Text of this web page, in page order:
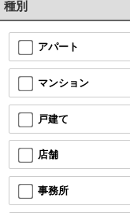
種別
アパート
マンション
戸建て
店舗
事務所